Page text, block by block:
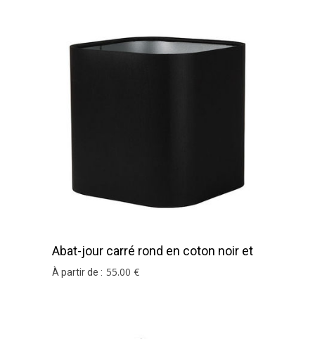
Abat-jour carré rond en coton noir et
argent
À partir de : 55.00 €